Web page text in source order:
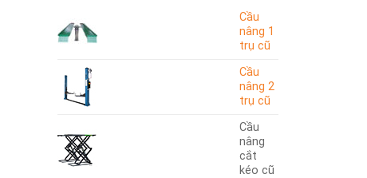
Cầu
nâng 1
trụ cũ
Cầu
nâng 2
trụ cũ
Cầu
nâng
cắt
kéo cũ